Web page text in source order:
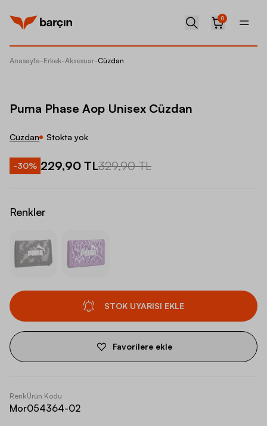
0
Anasayfa-Erkek-Aksesuar-Cüzdan
Puma Phase Aop Unisex Cüzdan
Cüzdan Stokta yok
-30% 229,90 TL329,90 TL
Renkler
STOK UYARISI EKLE
Favorilere ekle
Renk
Mor
Ürün Kodu
054364-02